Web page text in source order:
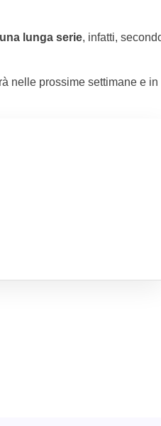
lunga serie, infatti,
nelle prossime settimane e in